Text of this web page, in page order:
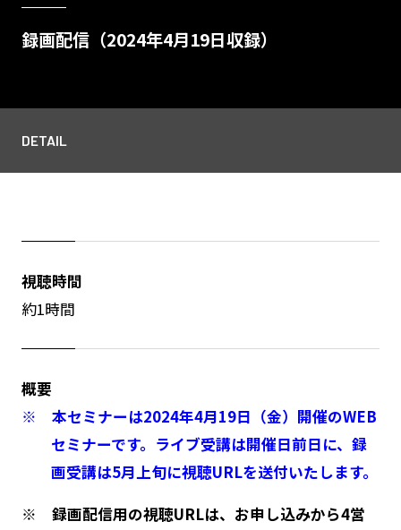
録画配信（2024年4月19日収録）
DETAIL
視聴時間
約1時間
概要
※ 本セミナーは2024年4月19日（金）開催のWEB
セミナーです。ライブ受講は開催日前日に、録
画受講は5月上旬に視聴URLを送付いたします。
※ 録画配信用の視聴URLは、お申し込みから4営